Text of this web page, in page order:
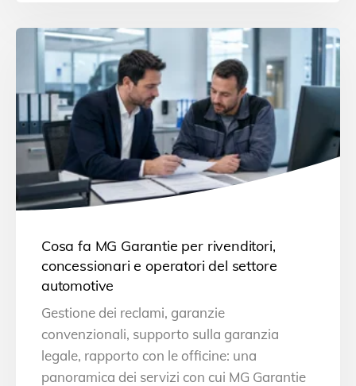
Cosa fa MG Garantie per rivenditori,
concessionari e operatori del settore
automotive
Gestione dei reclami, garanzie
convenzionali, supporto sulla garanzia
legale, rapporto con le officine: una
panoramica dei servizi con cui MG Garantie